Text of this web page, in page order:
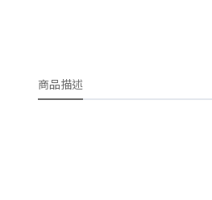
商品描述